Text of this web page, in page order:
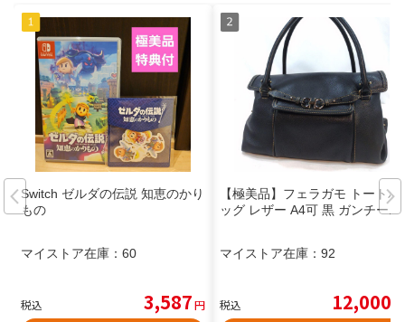
Switch ゼルダの伝説 知恵のかり
もの
マイストア在庫： 60
税込 3,587円
【極美品】フェラガモ トートバ
ッグ レザー A4可 黒 ガンチーニ
マイストア在庫： 92
税込 12,000